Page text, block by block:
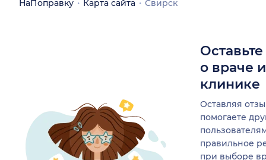
НаПоправку Карта сайта Свирск
о враче
клинике
Оставляя
помогаете
правильное
при выборе